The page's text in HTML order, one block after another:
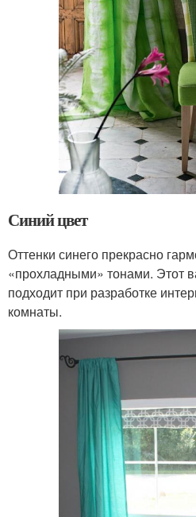
Синий цвет
Оттенки синего прекрасно
«прохладными» тонами. Этот
подходит при разработке
комнаты.